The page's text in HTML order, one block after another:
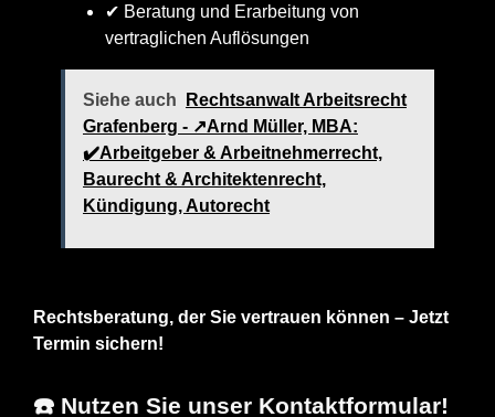
✔ Beratung und Erarbeitung von
vertraglichen Auflösungen
Siehe auch
Rechtsanwalt Arbeitsrecht
Grafenberg - ↗️Arnd Müller, MBA:
✔️Arbeitgeber & Arbeitnehmerrecht,
Baurecht & Architektenrecht,
Kündigung, Autorecht
Rechtsberatung, der Sie vertrauen können – Jetzt
Termin sichern!
☎️ Nutzen Sie unser Kontaktformular!